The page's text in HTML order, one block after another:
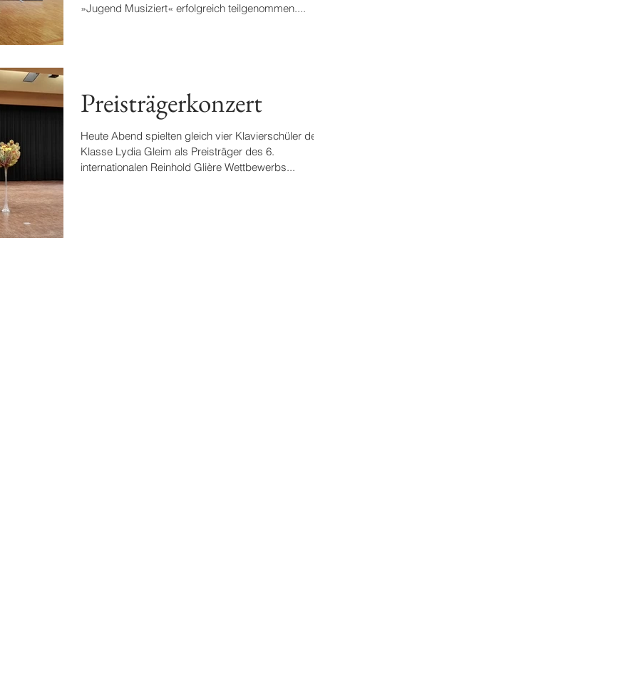
»Jugend Musiziert« erfolgreich teilgenommen....
Preisträgerkonzert
Heute Abend spielten gleich vier Klavierschüler der
Klasse Lydia Gleim als Preisträger des 6.
internationalen Reinhold Glière Wettbewerbs...